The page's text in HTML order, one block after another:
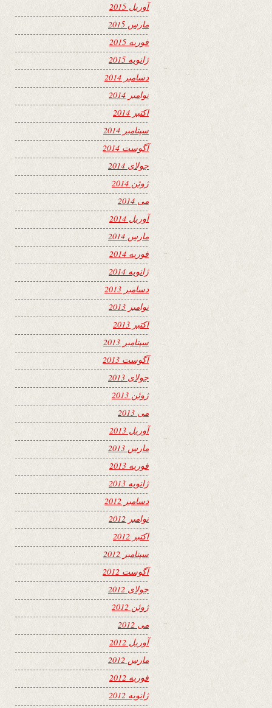
آوریل 2015
مارس 2015
فوریه 2015
ژانویه 2015
دسامبر 2014
نوامبر 2014
اکتبر 2014
سپتامبر 2014
آگوست 2014
جولای 2014
ژوئن 2014
می 2014
آوریل 2014
مارس 2014
فوریه 2014
ژانویه 2014
دسامبر 2013
نوامبر 2013
اکتبر 2013
سپتامبر 2013
آگوست 2013
جولای 2013
ژوئن 2013
می 2013
آوریل 2013
مارس 2013
فوریه 2013
ژانویه 2013
دسامبر 2012
نوامبر 2012
اکتبر 2012
سپتامبر 2012
آگوست 2012
جولای 2012
ژوئن 2012
می 2012
آوریل 2012
مارس 2012
فوریه 2012
ژانویه 2012